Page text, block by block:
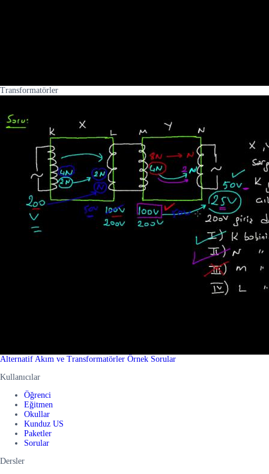
Transformatörler
Alternatif Akım ve Transformatörler Örnek Sorular
Kullanıcılar
Öğrenci
Eğitmen
Okullar
Kunduz US
Paketler
Sorular
Dersler